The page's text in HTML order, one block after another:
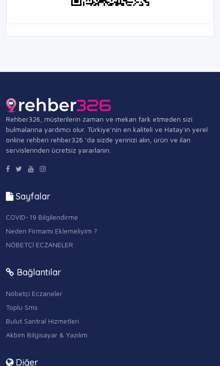
Rehber326, müşterilerin zaman ve mekan fark etmeden sizi
bulmalarına yardımcı olur. Türkiye’nin en kaliteli ve Hatay'ın yerel
online rehberi rehber326 ‘da sizde yerinizi alın, ürün ve ilan
servislerinden ücretsiz yararlanın.
Sayfalar
COVID-19 Bilgilendirme
Neden Firmamı Eklemeliyim ?
NÖBETÇİ ECZANELER
Bağlantılar
Nöbetçi Eczaneler
Toplu Sms
Bulut Santral Hizmetleri
Akbim Bilgisayar & Yazılım
Diğer